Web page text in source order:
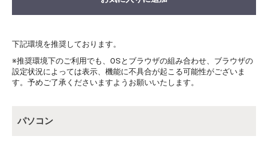
下記環境を推奨しております。
※推奨環境下のご利用でも、OSとブラウザの組み合わせ、ブラウザの
設定状況によっては表示、機能に不具合が起こる可能性がございま
す。予めご了承くださいますようお願いいたします。
パソコン